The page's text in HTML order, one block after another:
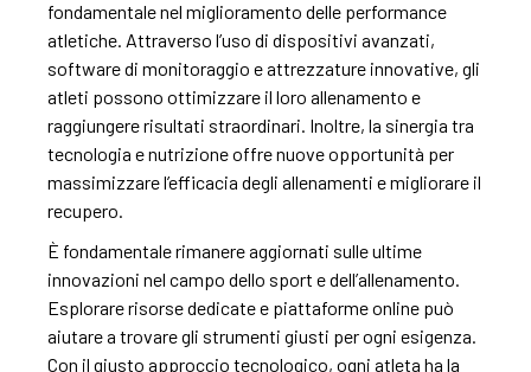
fondamentale nel miglioramento delle performance
atletiche. Attraverso l’uso di dispositivi avanzati,
software di monitoraggio e attrezzature innovative, gli
atleti possono ottimizzare il loro allenamento e
raggiungere risultati straordinari. Inoltre, la sinergia tra
tecnologia e nutrizione offre nuove opportunità per
massimizzare l’efficacia degli allenamenti e migliorare il
recupero.
È fondamentale rimanere aggiornati sulle ultime
innovazioni nel campo dello sport e dell’allenamento.
Esplorare risorse dedicate e piattaforme online può
aiutare a trovare gli strumenti giusti per ogni esigenza.
Con il giusto approccio tecnologico, ogni atleta ha la